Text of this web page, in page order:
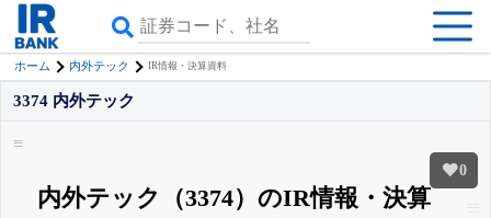
ホーム 内外テック IR情報・決算資料
0
3374 内外テック
内外テック（3374）のIR情報・決算